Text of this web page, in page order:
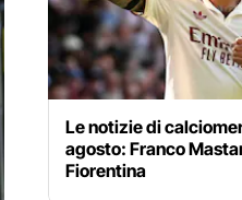
Le notizie di
agosto: Franco
Fiorentina